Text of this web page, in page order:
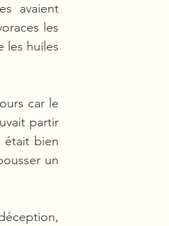
avaient
les
les huiles
car le
partir
était bien
un